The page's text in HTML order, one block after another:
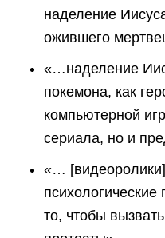
наделение
ожившего
«…наделение
покемона, как
компьютерной
сериала, но и
«…
то, чтобы